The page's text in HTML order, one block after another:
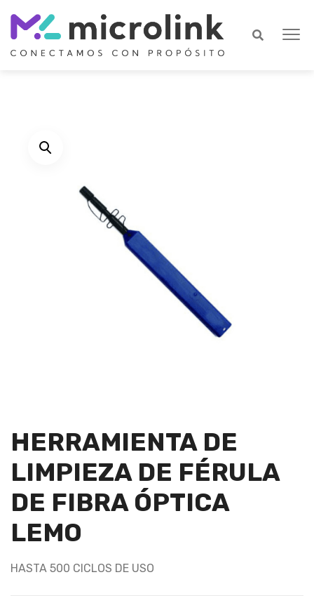
HERRAMIENTA DE
LIMPIEZA DE FÉRULA
DE FIBRA ÓPTICA
LEMO
HASTA 500 CICLOS DE USO